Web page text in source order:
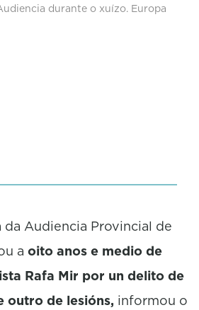
durante o xuízo. Europa
da Audiencia Provincial de
a oito anos e medio de
Rafa Mir por un delito de
outro de lesións, informou o